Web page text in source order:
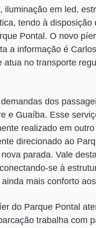
em led,
tendo à disposição
Pontal. O novo
a informação é
atua no transporte
dos
e Guaíba. Esse
realizado em
direcionado ao
parada. Vale
se à
mais conforto
do Parque Pontal
trabalha com